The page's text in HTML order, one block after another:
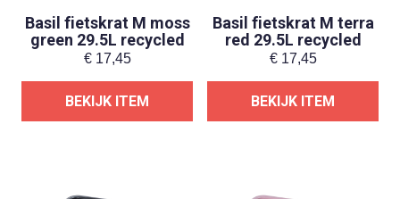
Basil fietskrat M moss
green 29.5L recycled
€17,45
BEKIJK ITEM
Basil fietskrat M terra
red 29.5L recycled
€17,45
BEKIJK ITEM